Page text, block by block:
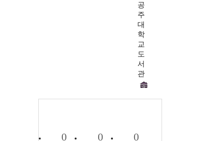
공
주
대
학
교
도
서
관
0 0 0